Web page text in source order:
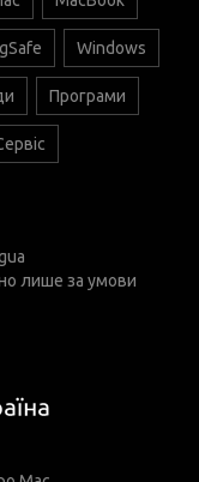
Windows
Програми
лише за умови